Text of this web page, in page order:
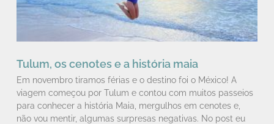
Tulum, os cenotes e a história maia
Em novembro tiramos férias e o destino foi o México! A
viagem começou por Tulum e contou com muitos passeios
para conhecer a história Maia, mergulhos em cenotes e,
não vou mentir, algumas surpresas negativas. No post eu